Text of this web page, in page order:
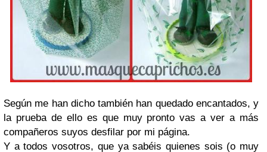
Según me han dicho también han quedado encantados, y
la prueba de ello es que muy pronto vas a ver a más
compañeros suyos desfilar por mi página.
Y a todos vosotros, que ya sabéis quienes sois (o muy